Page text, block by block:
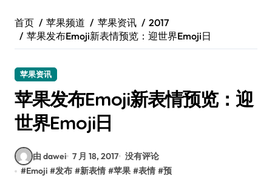
首页 苹果频道 苹果资讯
2017
苹果发布Emoji新表情预览：迎世界Emoji日
苹果资讯
苹果发布Emoji新表情预览：迎
世界Emoji日
由 dawei 7 月 18, 2017 没有评论
#Emoji #发布 #新表情 #苹果 #表情 #预